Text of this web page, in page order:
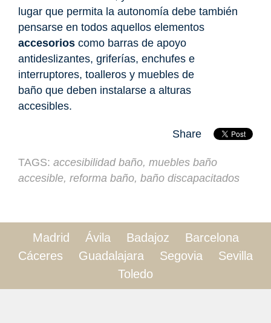
lugar que permita la autonomía debe también
pensarse en todos aquellos elementos
accesorios como barras de apoyo
antideslizantes, griferías, enchufes e
interruptores, toalleros y muebles de
baño que deben instalarse a alturas
accesibles.
Share
TAGS: accesibilidad baño, muebles baño
accesible, reforma baño, baño discapacitados
Madrid Ávila Badajoz Barcelona
Cáceres Guadalajara Segovia Sevilla
Toledo